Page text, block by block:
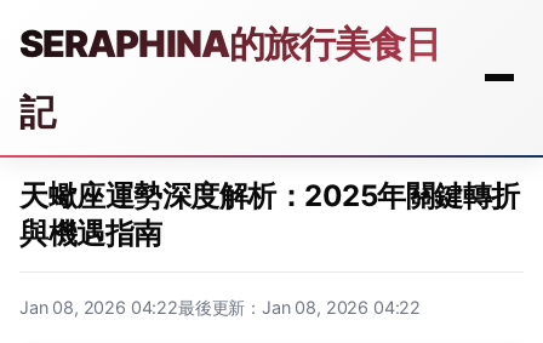
SERAPHINA的旅行美食日
記
天蠍座運勢深度解析：2025年關鍵轉折
與機遇指南
Jan 08, 2026 04:22最後更新：Jan 08, 2026 04:22